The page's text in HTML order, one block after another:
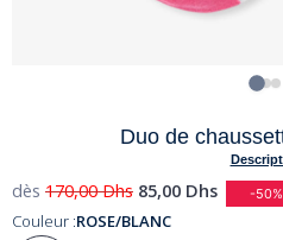
Duo de
dès 170,00Dhs 85,00 Dhs -50%
Couleur :ROSE/BLANC